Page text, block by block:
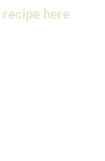
recipe here